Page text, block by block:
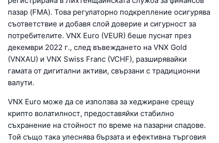
пазар (FMA). Това регулаторно подкрепление осигурява
съответствие и добавя слой доверие и сигурност за
потребителите. VNX Euro (VEUR) беше пуснат през
декември 2022 г., след въвеждането на VNX Gold
(VNXAU) и VNX Swiss Franc (VCHF), разширявайки
гамата от дигитални активи, свързани с традиционни
валути.
VNX Euro може да се използва за хеджиране срещу
крипто волатилност, предоставяйки стабилно
съхранение на стойност по време на пазарни спадове.
Той също така улеснява бързата и ефективна търговия